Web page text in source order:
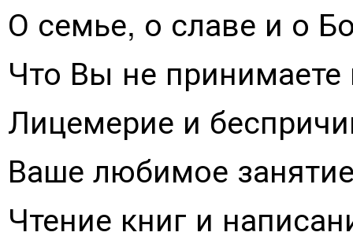
О семье, о славе и о
Что Вы не принимаете
Лицемерие и
Ваше любимое
Чтение книг и